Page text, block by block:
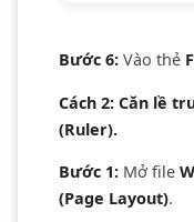
Bước 6: Vào thẻ
Cách 2: Căn lề
(Ruler).
Bước 1: Mở file
(Page Layout).